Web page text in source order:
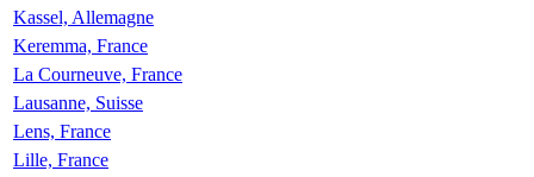
Kassel, Allemagne
Keremma, France
La Courneuve, France
Lausanne, Suisse
Lens, France
Lille, France